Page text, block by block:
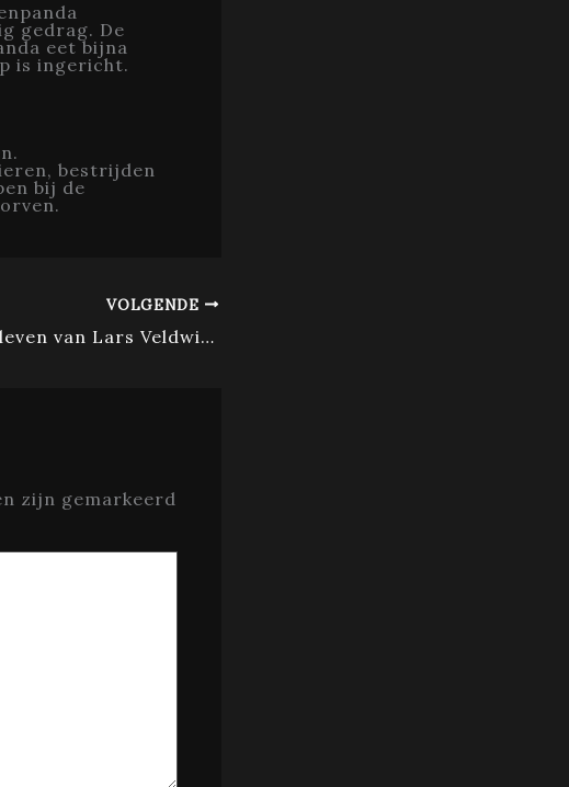
gedrag. De
eet bijna
is ingericht.
bestrijden
bij de
VOLGENDE
Liefdesleven van Lars Veldwijk en zijn nieuwe vriendin Cynthia Torres-Duchêne
zijn gemarkeerd